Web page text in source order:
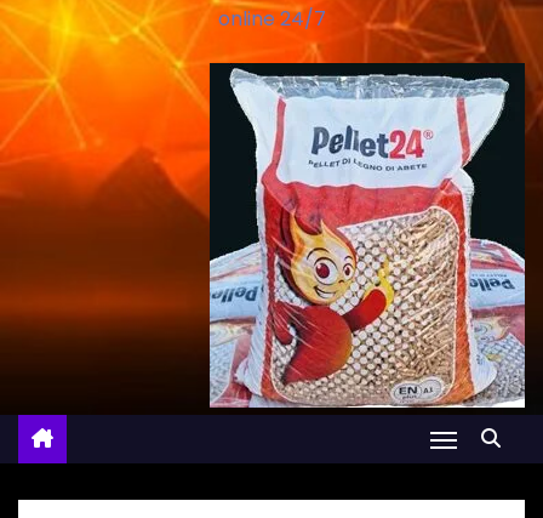
online 24/7